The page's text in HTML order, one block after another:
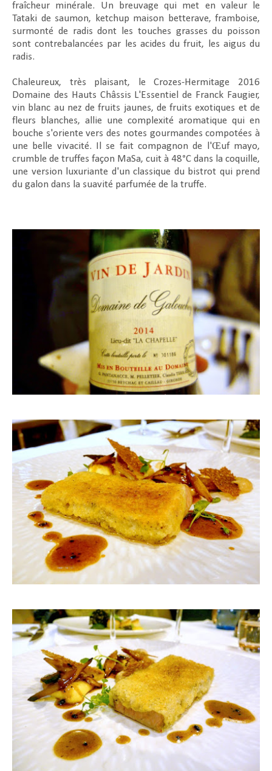
fraîcheur minérale. Un breuvage qui met en valeur le
Tataki de saumon, ketchup maison betterave, framboise,
surmonté de radis dont les touches grasses du poisson
sont contrebalancées par les acides du fruit, les aigus du
radis.
Chaleureux, très plaisant, le Crozes-Hermitage 2016
Domaine des Hauts Châssis L'Essentiel de Franck Faugier,
vin blanc au nez de fruits jaunes, de fruits exotiques et de
fleurs blanches, allie une complexité aromatique qui en
bouche s'oriente vers des notes gourmandes compotées à
une belle vivacité. Il se fait compagnon de l'Œuf mayo,
crumble de truffes façon MaSa, cuit à 48°C dans la coquille,
une version luxuriante d'un classique du bistrot qui prend
du galon dans la suavité parfumée de la truffe.